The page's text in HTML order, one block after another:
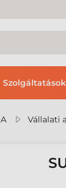
Szolgáltatások
Vállalati